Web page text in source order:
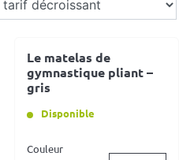
Le matelas de
gymnastique pliant –
gris
Disponible
Couleur